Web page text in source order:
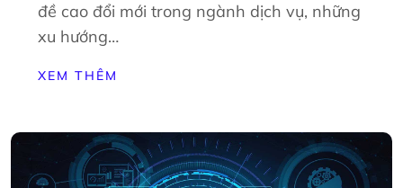
đề cao đổi mới trong ngành dịch vụ, những
xu hướng…
XEM THÊM